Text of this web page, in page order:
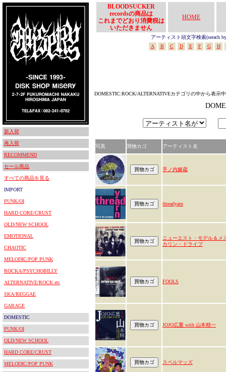
新入荷
再入荷
RECOMMEND
セール商品
すべての商品を見る
IMPORT
PUNK/OI
HARD CORE/CRUST
OLD/NEW SCHOOL
EMOTIONAL
CHAOTIC
MELODIC/POP PUNK
ROCKA/PSYCHOBILLY
ALTERNATIVE/ROCK etc
SKA/REGGAE
GARAGE
DOMESTIC
PUNK/OI
OLD/NEW SCHOOL
HARD CORE/CRUST
MELODIC/POP PUNK
BLOODSUCKER
recordsの商品は
これまでどおり消費税は
いただきません
HOME
アーティスト頭文字検索(serach
A
B C D E F G H
DOMESTIC:ROCK/ALTERNATIVEカテゴリの中から表示中
写真 買物カゴ アーティスト名
手ノ内嫁蔵
threadyarn
ニューエスト・モデル＆メ
カリン・ドライブ
FOOLS
JOJO広重 with 山本精一
スペルマッズ